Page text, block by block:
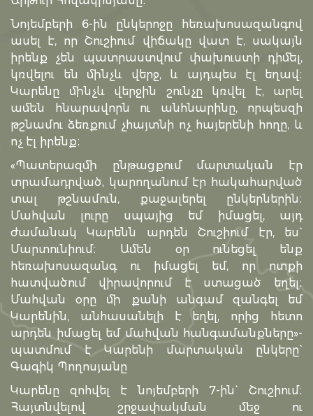
Նոյեմբերի 6-ին ընկերոջը հեռախոսազանգով
ասել է, որ Շուշիում վիճակը վատ է, սակայն
իրենք չեն պատրաստվում փախուստի դիմել,
կռվելու են մինչև վերջ, և այդպես էլ եղավ։
Կարենը մինչև վերջին շունչը կռվել է, արել
ամեն հնարավորն ու անհնարինը, որպեսզի
թշնամու ձեռքում չհայտնի ոչ հայերենի հողը, և
ոչ էլ իրենք։
«Պատերազմի ընթացքում մարտական էր
տրամադրված, կարողանում էր հակահարված
տալ թշնամուն, քաջալերել ընկերներին։
Մահվան լուրը սպայից եմ իմացել, այդ
ժամանակ Կարենն արդեն Շուշիում էր, ես`
Մարտունիում։ Ամեն օր ունեցել ենք
հեռախոսազանգ ու իմացել եմ, որ ոտքի
հատվածում վիրավորում է ստացած եղել։
Մահվան օրը մի քանի անգամ զանգել եմ
Կարենին, անհասանելի է եղել, որից հետո
արդեն իմացել եմ մահվան հանգամանքները»-
պատմում է Կարենի մարտական ընկերը`
Գագիկ Պողոսյանը
Կարենը զոհվել է նոյեմբերի 7-ին` Շուշիում։
Հայտնվելով շրջափակման մեջ ու